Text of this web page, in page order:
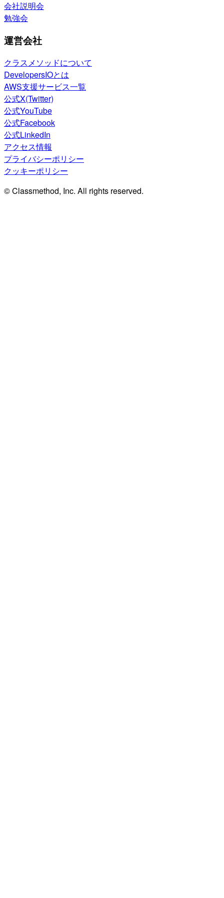
会社説明会
勉強会
運営会社
クラスメソッドについて
DevelopersIOとは
AWS支援サービス一覧
公式X(Twitter)
公式YouTube
公式Facebook
公式LinkedIn
アクセス情報
プライバシーポリシー
クッキーポリシー
© Classmethod, Inc. All rights reserved.